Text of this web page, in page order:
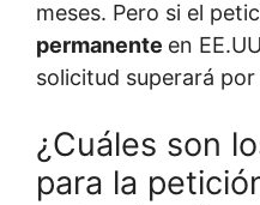
meses. Pero si el
permanente en
solicitud superará
¿Cuáles son
para la